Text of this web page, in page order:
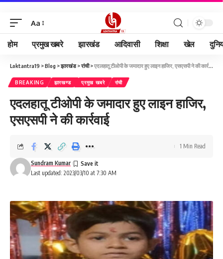
Aa
होम प्रमुख खबरे झारखंड आदिवासी शिक्षा खेल
Loktantra19 >Blog >झारखंड>रांची>एदलहातू टीओपी के जमादार हुए लाइन हाजिर, एसएसपी ने की कार्रवाई
BREAKING झारखण्ड प्रमुख खबरे रांची
एदलहातू टीओपी के जमादार हुए लाइन हाजिर,
एसएसपी ने की कार्रवाई
Last updated: 2023/03/10 at 7:30 AM
Sundram Kumar
1 Min Read